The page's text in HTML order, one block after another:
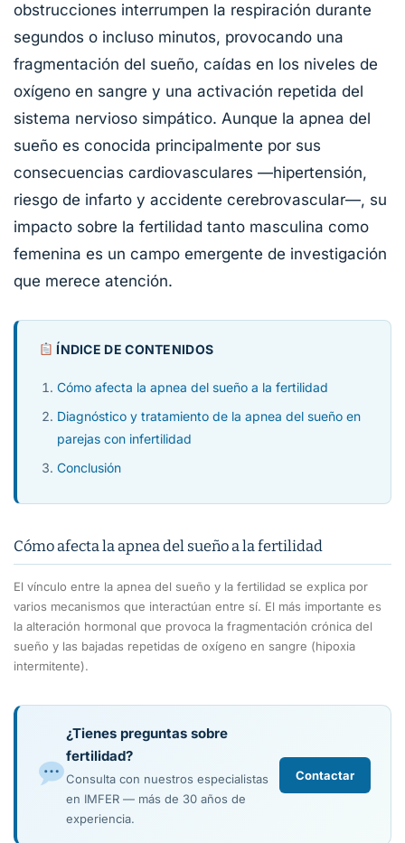
obstrucciones interrumpen la respiración durante
segundos o incluso minutos, provocando una
fragmentación del sueño, caídas en los niveles de
oxígeno en sangre y una activación repetida del
sistema nervioso simpático. Aunque la apnea del
sueño es conocida principalmente por sus
consecuencias cardiovasculares —hipertensión,
riesgo de infarto y accidente cerebrovascular—, su
impacto sobre la fertilidad tanto masculina como
femenina es un campo emergente de investigación
que merece atención.
ÍNDICE DE CONTENIDOS
Cómo afecta la apnea del sueño a la fertilidad
Diagnóstico y tratamiento de la apnea del sueño en
parejas con infertilidad
Conclusión
Cómo afecta la apnea del sueño a la fertilidad
El vínculo entre la apnea del sueño y la fertilidad se explica por
varios mecanismos que interactúan entre sí. El más importante es
la alteración hormonal que provoca la fragmentación crónica del
sueño y las bajadas repetidas de oxígeno en sangre (hipoxia
intermitente).
¿Tienes preguntas sobre
fertilidad?
Consulta con nuestros especialistas
en IMFER — más de 30 años de
experiencia.
Contactar